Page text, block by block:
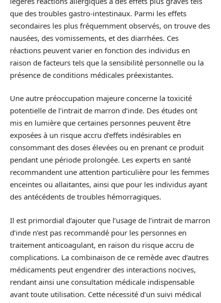
que des troubles gastro-intestinaux. Parmi les effets
secondaires les plus fréquemment observés, on trouve des
nausées, des vomissements, et des diarrhées. Ces
réactions peuvent varier en fonction des individus en
raison de facteurs tels que la sensibilité personnelle ou la
présence de conditions médicales préexistantes.
Une autre préoccupation majeure concerne la toxicité
potentielle de l’intrait de marron d’inde. Des études ont
mis en lumière que certaines personnes peuvent être
exposées à un risque accru d’effets indésirables en
consommant des doses élevées ou en prenant ce produit
pendant une période prolongée. Les experts en santé
recommandent une attention particulière pour les femmes
enceintes ou allaitantes, ainsi que pour les individus ayant
des antécédents de troubles hémorragiques.
Il est primordial d’ajouter que l’usage de l’intrait de marron
d’inde n’est pas recommandé pour les personnes en
traitement anticoagulant, en raison du risque accru de
complications. La combinaison de ce remède avec d’autres
médicaments peut engendrer des interactions nocives,
rendant ainsi une consultation médicale indispensable
avant toute utilisation. Cette nécessité d’un suivi médical